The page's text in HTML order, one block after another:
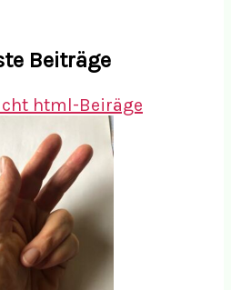
Beiträge
html-Beiräge